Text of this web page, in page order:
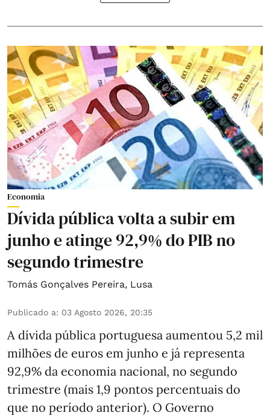
Economia
Dívida pública volta a subir em
junho e atinge 92,9% do PIB no
segundo trimestre
Tomás Gonçalves Pereira, Lusa
Publicado a: 03 Agosto 2026, 20:35
A dívida pública portuguesa aumentou 5,2 mil
milhões de euros em junho e já representa
92,9% da economia nacional, no segundo
trimestre (mais 1,9 pontos percentuais do
que no período anterior). O Governo